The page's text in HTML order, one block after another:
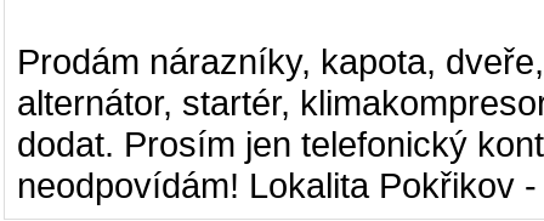
Prodám nárazníky, kapota,
alternátor, startér,
dodat. Prosím jen telefonický
neodpovídám! Lokalita Pokřikov